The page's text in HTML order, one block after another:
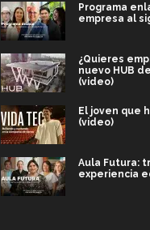
Programa
empresa al
¿Quieres
nuevo HUB
(video)
El joven que
(video)
Aula Futura:
experiencia